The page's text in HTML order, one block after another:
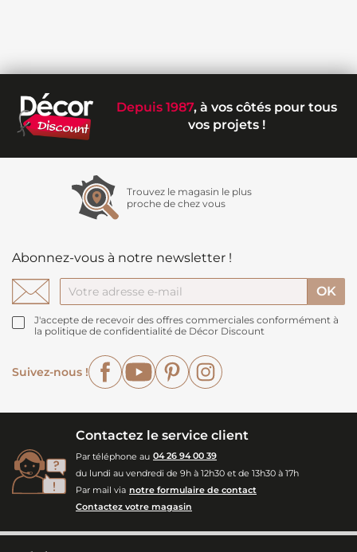
Depuis 1987, à vos côtés pour tous
vos projets !
Trouvez le magasin le plus
proche de chez vous
Abonnez-vous à notre newsletter !
J'accepte de recevoir des offres commerciales conformément à
la politique de confidentialité de Décor Discount
Suivez-nous !
FacebookYouTubePinterest
Contactez le service client
Par téléphone au 04 26 94 00 39
du lundi au vendredi de 9h à 12h30 et de 13h30 à 17h
Par mail via notre formulaire de contact
Contactez votre magasin